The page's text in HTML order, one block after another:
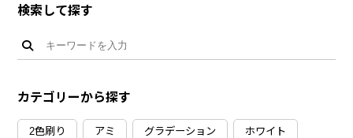
検索して探す
カテゴリーから探す
2色刷り アミ グラデーション ホワイト